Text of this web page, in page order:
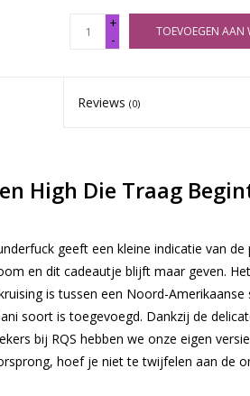
+
-
TOEVOEGEN AAN
Reviews(0)
High Die Traag
geeft een kleine indicatie van de
en dit cadeautje blijft maar geven.
is tussen een Noord-Amerikaanse
soort is toegevoegd. Dankzij de
bij RQS hebben we onze eigen
hoef je niet te twijfelen aan de